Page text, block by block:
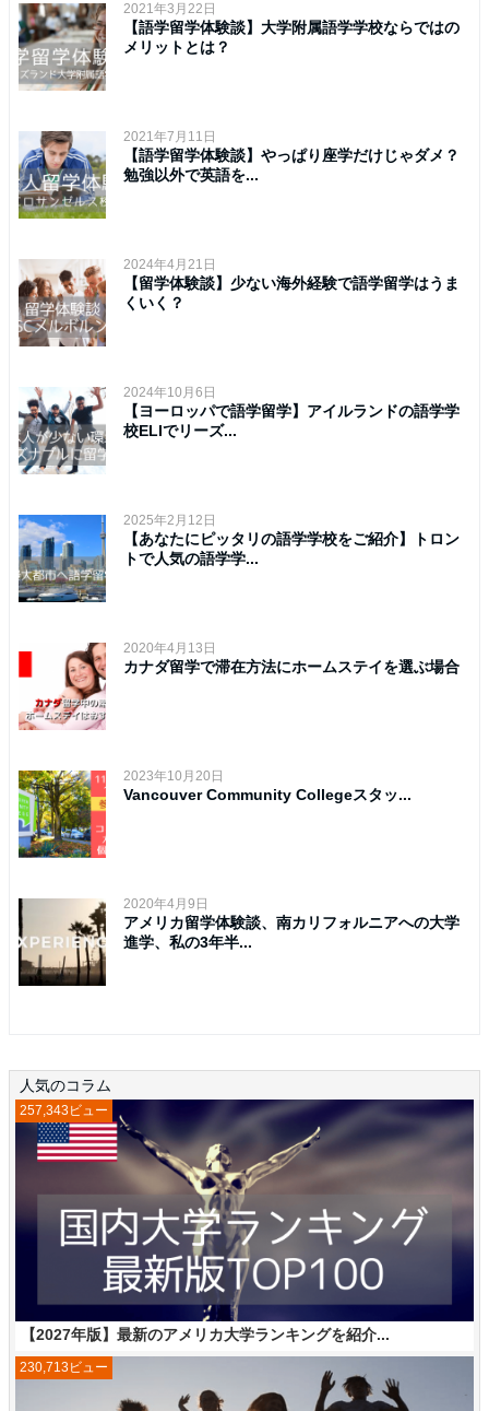
2021年3月22日
【語学留学体験談】大学附属語学学校ならではの
メリットとは？
2021年7月11日
【語学留学体験談】やっぱり座学だけじゃダメ？
勉強以外で英語を...
2024年4月21日
【留学体験談】少ない海外経験で語学留学はうま
くいく？
2024年10月6日
【ヨーロッパで語学留学】アイルランドの語学学
校ELIでリーズ...
2025年2月12日
【あなたにピッタリの語学学校をご紹介】トロン
トで人気の語学学...
2020年4月13日
カナダ留学で滞在方法にホームステイを選ぶ場合
2023年10月20日
Vancouver Community Collegeスタッ...
2020年4月9日
アメリカ留学体験談、南カリフォルニアへの大学
進学、私の3年半...
人気のコラム
【2027年版】最新のアメリカ大学ランキングを紹介...
257,343ビュー
230,713ビュー